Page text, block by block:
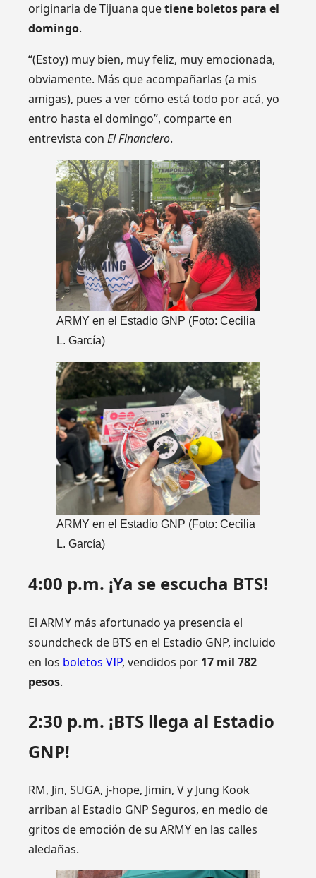
originaria de Tijuana quetiene boletos para el
domingo.
“(Estoy) muy bien, muy feliz, muy emocionada,
obviamente. Más que acompañarlas (a mis
amigas), pues a ver cómo está todo por acá, yo
entro hasta el domingo”, comparte en
entrevista conEl Financiero.
ARMY en el Estadio GNP (Foto: Cecilia
L. García)
ARMY en el Estadio GNP (Foto: Cecilia
L. García)
4:00 p.m. ¡Ya se escucha BTS!
El ARMY más afortunado ya presencia el
soundcheck de BTS en el Estadio GNP, incluido
en los boletos VIP, vendidos por 17 mil 782
pesos.
2:30 p.m. ¡BTS llega al Estadio
GNP!
RM, Jin, SUGA, j-hope, Jimin, V y Jung Kook
arriban al Estadio GNP Seguros, en medio de
gritos de emoción de su ARMY en las calles
aledañas.